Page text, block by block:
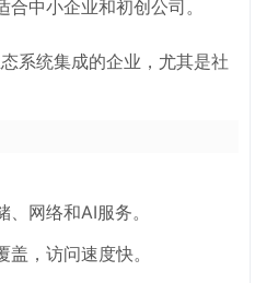
中小企业和初创公司。
系统集成的企业，尤其是社
网络和AI服务。
，访问速度快。